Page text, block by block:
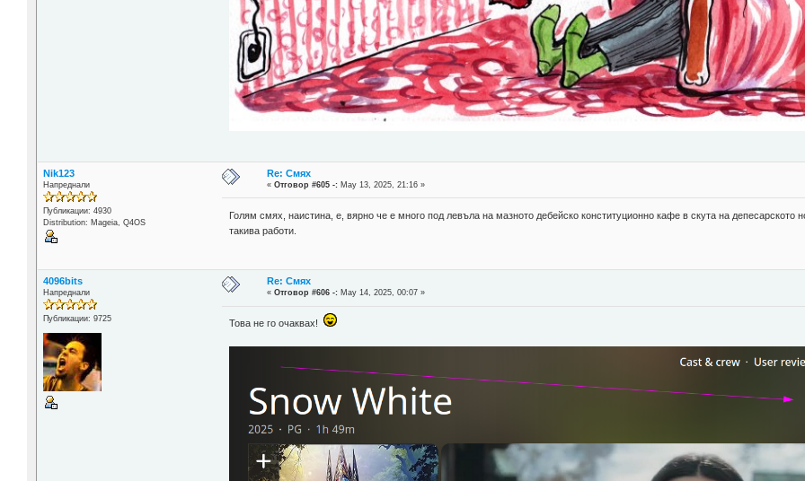
Nik123
Напреднали
Публикации: 4930
Distribution: Mageia, Q4OS
Re: Смях
«Отговор #605 -: May 13, 2025, 21:16 »
Голям смях, наистина, е, вярно че е много под левъла на мазното дебейско конституционно кафе в скута на
такива работи.
4096bits
Напреднали
Публикации: 9725
Re: Смях
«Отговор #606 -: May 14, 2025, 00:07 »
Това не го очаквах!